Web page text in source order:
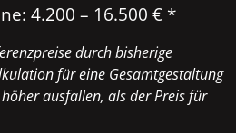
4.200 – 16.500 € *
durch bisherige
für eine Gesamtgestaltung
ausfallen, als der Preis für